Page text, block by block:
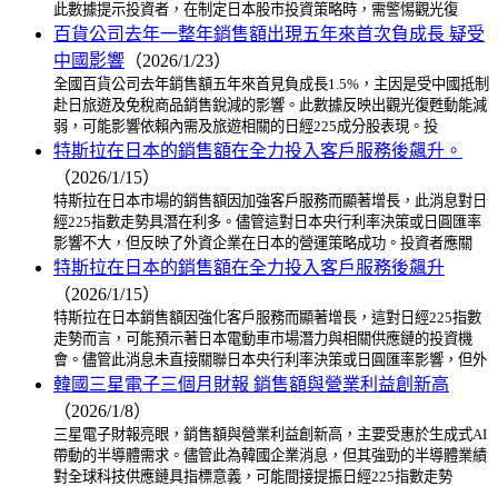
此數據提示投資者，在制定日本股市投資策略時，需警惕觀光復
百貨公司去年一整年銷售額出現五年來首次負成長 疑受
中國影響 （2026/1/23）
全國百貨公司去年銷售額五年來首見負成長1.5%，主因是受中國抵制
赴日旅遊及免稅商品銷售銳減的影響。此數據反映出觀光復甦動能減
弱，可能影響依賴內需及旅遊相關的日經225成分股表現。投
特斯拉在日本的銷售額在全力投入客戶服務後飆升。
（2026/1/15）
特斯拉在日本市場的銷售額因加強客戶服務而顯著增長，此消息對日
經225指數走勢具潛在利多。儘管這對日本央行利率決策或日圓匯率
影響不大，但反映了外資企業在日本的營運策略成功。投資者應關
特斯拉在日本的銷售額在全力投入客戶服務後飆升
（2026/1/15）
特斯拉在日本銷售額因強化客戶服務而顯著增長，這對日經225指數
走勢而言，可能預示著日本電動車市場潛力與相關供應鏈的投資機
會。儘管此消息未直接關聯日本央行利率決策或日圓匯率影響，但外
韓國三星電子三個月財報 銷售額與營業利益創新高
（2026/1/8）
三星電子財報亮眼，銷售額與營業利益創新高，主要受惠於生成式AI
帶動的半導體需求。儘管此為韓國企業消息，但其強勁的半導體業績
對全球科技供應鏈具指標意義，可能間接提振日經225指數走勢